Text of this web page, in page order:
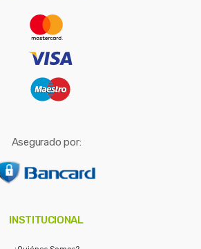
Asegurado por:
INSTITUCIONAL